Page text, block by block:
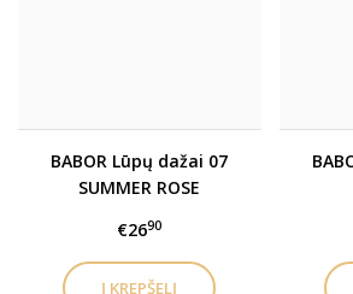
BABOR Lūpų dažai 07
SUMMER ROSE
€2690